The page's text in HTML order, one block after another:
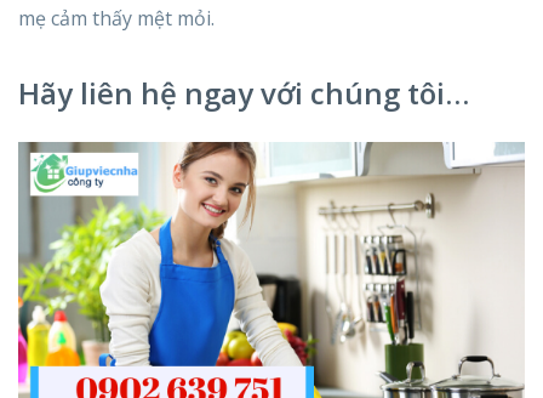
mẹ cảm thấy mệt mỏi.
Hãy liên hệ ngay với chúng tôi…